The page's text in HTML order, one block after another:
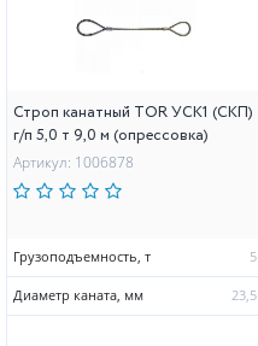
Строп канатный TOR УСК1 (СКП)
г/п 5,0 т 9,0 м (опрессовка)
Артикул: 1006878
Грузоподъемность, т 5
Диаметр каната, мм 23,5